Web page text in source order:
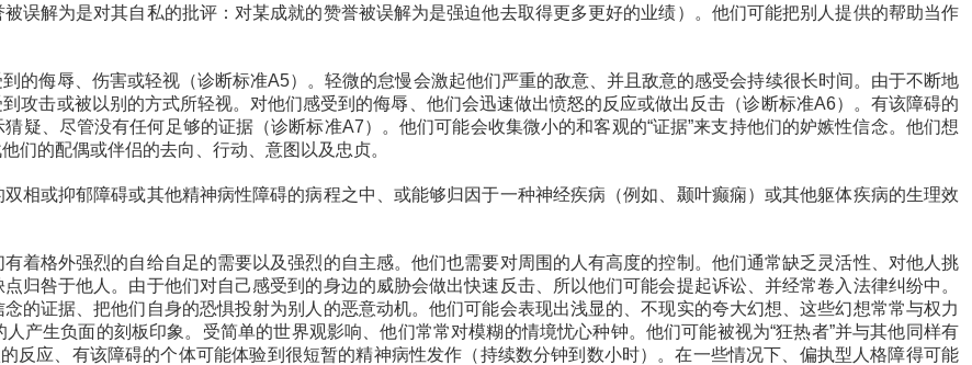
误解为是对其自私的批评：对某成就的赞誉被误解为是强迫他去取得更多更好的业绩）。他们可能把别人提供的帮助当作
侮辱、伤害或轻视（诊断标准A5）。轻微的怠慢会激起他们严重的敌意、并且敌意的感受会持续很长时间。由于不断地
攻击或被以别的方式所轻视。对他们感受到的侮辱、他们会迅速做出愤怒的反应或做出反击（诊断标准A6）。有该障碍的
疑、尽管没有任何足够的证据（诊断标准A7）。他们可能会收集微小的和客观的“证据”来支持他们的妒嫉性信念。他们想
们的配偶或伴侣的去向、行动、意图以及忠贞。
或抑郁障碍或其他精神病性障碍的病程之中、或能够归因于一种神经疾病（例如、颞叶癫痫）或其他躯体疾病的生理效
格外强烈的自给自足的需要以及强烈的自主感。他们也需要对周围的人有高度的控制。他们通常缺乏灵活性、对他人挑
归咎于他人。由于他们对自己感受到的身边的威胁会做出快速反击、所以他们可能会提起诉讼、并经常卷入法律纠纷中。
的证据、把他们自身的恐惧投射为别人的恶意动机。他们可能会表现出浅显的、不现实的夸大幻想、这些幻想常常与权力
产生负面的刻板印象。受简单的世界观影响、他们常常对模糊的情境忧心种钟。他们可能被视为“狂热者”并与其他同样有
反应、有该障碍的个体可能体验到很短暂的精神病性发作（持续数分钟到数小时）。在一些情况下、偏执型人格障得可能